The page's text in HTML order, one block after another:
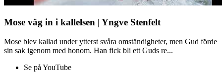
Mose väg in i kallelsen | Yngve Stenfelt
Mose blev kallad under ytterst svåra omständigheter, men Gud förde
sin sak igenom med honom. Han fick bli ett Guds re...
Se på YouTube